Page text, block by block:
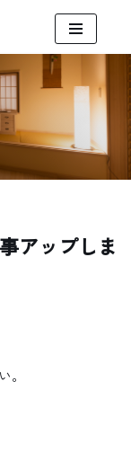
アップしま